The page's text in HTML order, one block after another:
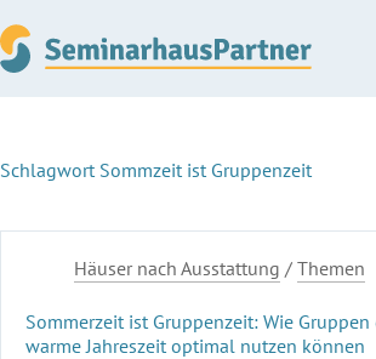
Inhalt
springen
SchlagwortSommzeit ist Gruppenzeit
Häuser nach Ausstattung / Themen
Sommerzeit ist Gruppenzeit: Wie Gruppen
warme Jahreszeit optimal nutzen können